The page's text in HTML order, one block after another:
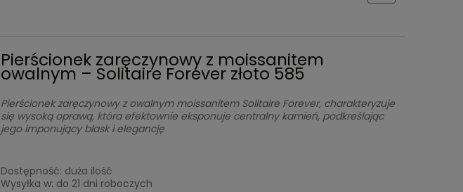
Pierścionek zaręczynowy z moissanitem
owalnym – Solitaire Forever złoto 585
Pierścionek zaręczynowy z owalnym moissanitem Solitaire Forever, charakteryzuje
się wysoką oprawą, która efektownie eksponuje centralny kamień, podkreślając
jego imponujący blask i elegancję
Dostępność: duża ilość
Wysyłka w: do 21 dni roboczych